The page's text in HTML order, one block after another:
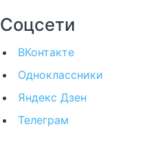
Соцсети
ВКонтакте
Одноклассники
Яндекс Дзен
Телеграм